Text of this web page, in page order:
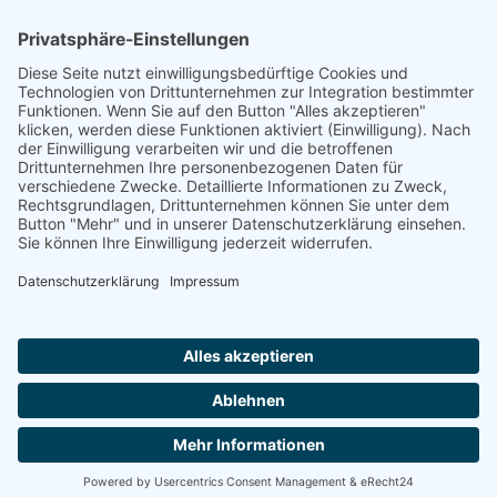
Footer
Cookie-Einstellungen Datenschutz
Impressum
intern
by